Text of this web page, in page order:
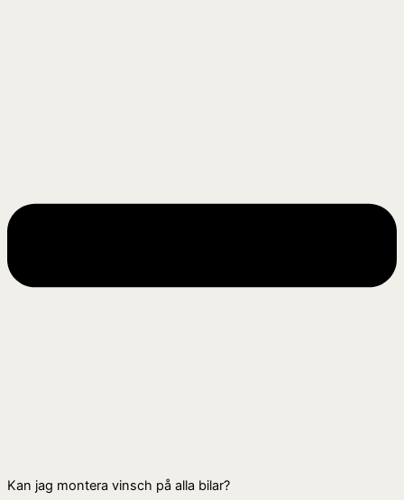
Kan jag montera vinsch på alla bilar?